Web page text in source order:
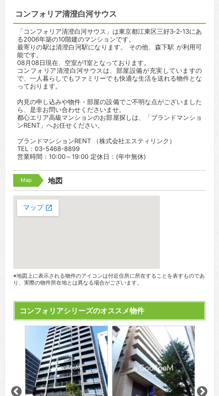
コンフォリア清澄白河サウス
「コンフォリア清澄白河サウス」は東京都江東区三好3‐2‐13にあ
る2006年築の10階建のマンションです。
最寄りの駅は清澄白河駅になります。 その他、森下駅 が利用可
能です。
08月08日現在、空室が1室となっております。
コンフォリア清澄白河サウスは、部屋設備が充実していますの
で、一人暮らしでもファミリーでも快適な生活を送れる物件とな
っております。
内見の申し込みや物件・部屋の設備でご不明な点がございました
ら、是非お問い合わせくださいませ。
都心エリア高級マンションのお部屋探しは、「ブランドマンショ
ンRENT」へお任せください。
ブランドマンションRENT （株式会社エスティリンク）
TEL：03-5468-8899
営業時間：10:00～19:00 定休日：(年中無休)
Map 地図
※地図上に表示される物件のアイコンは付近住所に所在することを表すものであ
り、実際の物件所在地とは異なる場合がございます。
コンフォリアシリーズのオススメ物件